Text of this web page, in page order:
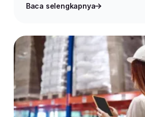
Baca selengkapnya